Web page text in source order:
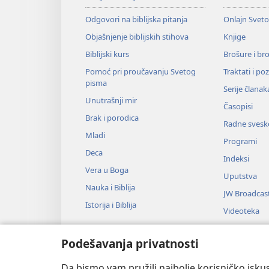
Podešavanja privatnosti
Odgovori na biblijska pitanja
Objašnjenje biblijskih stihova
Biblijski kurs
Pomoć pri proučavanju Svetog
pisma
Unutrašnji mir
Brak i porodica
Mladi
Deca
Vera u Boga
Nauka i Biblija
Istorija i Biblija
Onlajn
Knjige
Brošure i
Traktati i
Serije
Časopisi
Radne
Programi
Indeksi
Uputstva
JW
Videoteka
Muzika
Dramsko